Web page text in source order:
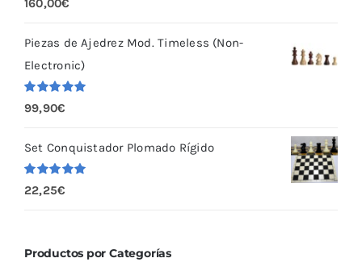
con 5.00
160,00€
Piezas de Ajedrez Mod. Timeless (Non-
Electronic)
Valorado
con 5.00
99,90€
Set Conquistador Plomado Rígido
Valorado
con
5.00
22,25€
Productos por Categorías